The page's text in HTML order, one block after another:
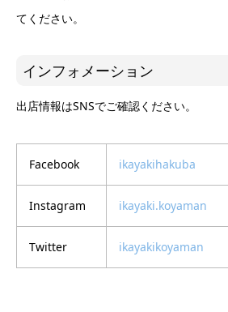
てください。
インフォメーション
出店情報はSNSでご確認ください。
Facebook ikayakihakuba
Instagram ikayaki.koyaman
Twitter ikayakikoyaman